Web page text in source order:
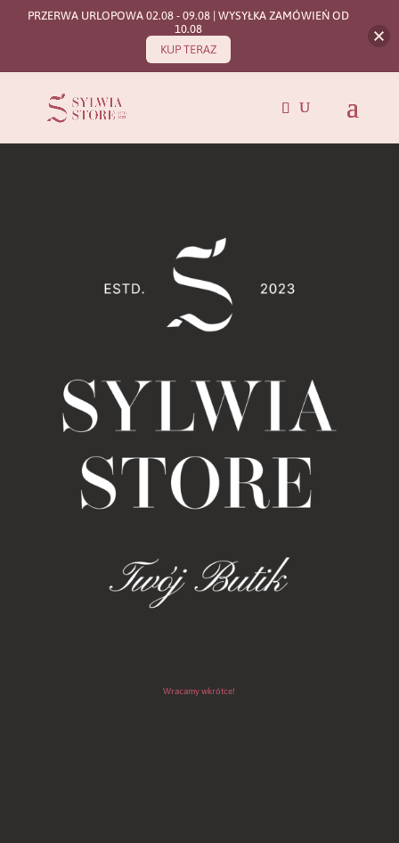
Wracamy wkrótce!
PRZERWA URLOPOWA 02.08 - 09.08 | WYSYŁKA ZAMÓWIEŃ OD
10.08
KUP TERAZ